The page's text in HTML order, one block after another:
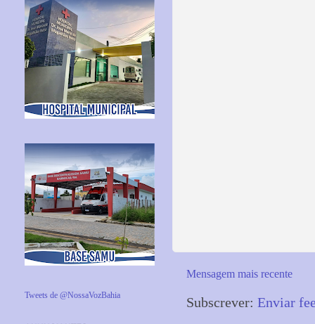
Mensagem mais recente
Subscrever: Enviar
Tweets de @NossaVozBahia